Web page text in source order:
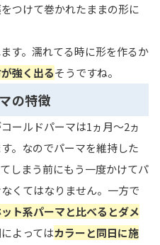
つけて巻かれたままの形に
す。濡れてる時に形を作るか
強く出るそうですね。
の特徴
ールドパーマは1ヵ月〜2ヵ
。なのでパーマを維持した
しまう前にもう一度かけてパ
くてはなりません。一方で
ト系パーマと比べるとダメ
よってはカラーと同日に施